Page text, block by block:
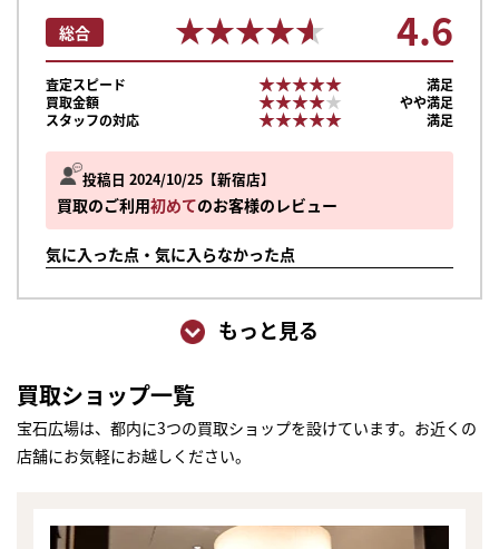
投稿日 2024/10/25 新宿店
買取のご利用初めてのお客様のレビュー
気に入った点・気に入らなかった点
総合 ★★★★★
★★★★★ 4.6
査定スピード ★★★★★
★★★★★
満足
買取金額
★★★★★
★★★★★
やや満足
スタッフの対応
★★★★★
★★★★★ 満足
もっと見る
買取ショップ一覧
宝石広場は、都内に3つの買取ショップを設けています。お近くの
店舗にお気軽にお越しください。